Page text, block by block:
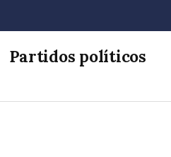
Partidos políticos